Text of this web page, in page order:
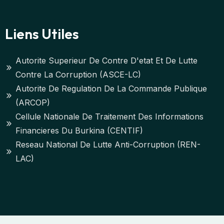
Liens Utiles
Autorite Superieur De Contre D'etat Et De Lutte
Contre La Corruption (ASCE-LC)
Autorite De Regulation De La Commande Publique
(ARCOP)
Cellule Nationale De Traitement Des Informations
Financieres Du Burkina (CENTIF)
Reseau National De Lutte Anti-Corruption (REN-
LAC)